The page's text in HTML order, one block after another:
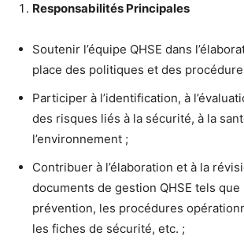
Responsabilités Principales
Soutenir l’équipe QHSE dans
place des politiques et des
Participer à l’identification, à
des risques liés à la sécurité, à la
l’environnement ;
Contribuer à l’élaboration et à la
documents de gestion QHSE tels que
prévention, les procédures
les fiches de sécurité, etc. ;